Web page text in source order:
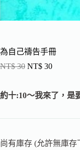
為自己禱告手冊
NT$30 NT$ 30
約十:10～我來了，是
尚有庫存 (允許無庫存